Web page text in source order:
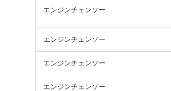
エンジンチェンソー
エンジンチェンソー
エンジンチェンソー
エンジンチェンソー